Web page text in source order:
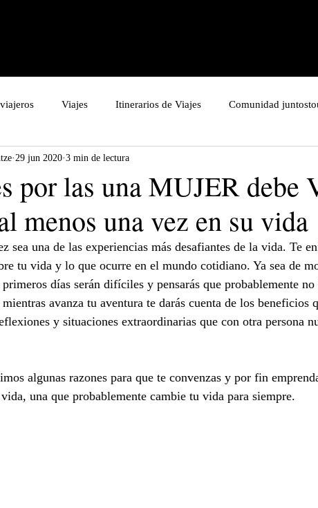
Viajes Itinerarios de Viajes Comunidad
por las una MUJER debe
menos una vez en su vida
29 jun 2020 3 min de lectura
sea una de las experiencias más desafiantes de la vida. Te
tu vida y lo que ocurre en el mundo cotidiano. Ya sea de
días serán difíciles y pensarás que probablemente
avanza tu aventura te darás cuenta de los beneficios
y situaciones extraordinarias que con otra persona
algunas razones para que te convenzas y por fin
una que probablemente cambie tu vida para siempre.